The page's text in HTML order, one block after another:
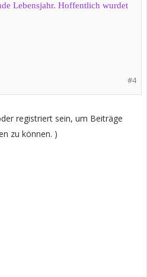
Lebensjahr. Hoffentlich wurdet
#4
registriert sein, um Beiträge
zu können. )